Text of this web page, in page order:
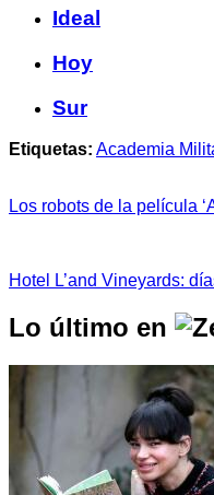
Ideal
Hoy
Sur
Etiquetas: Academia
Los robots de la película
Hotel L’and Vineyards:
Lo último en